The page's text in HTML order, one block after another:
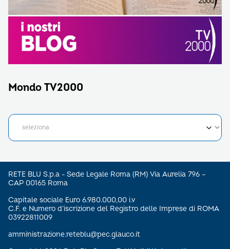
Mondo TV2000
RETE BLU S.p.a - Sede Legale Roma (RM) Via Aurelia 796 –
CAP 00165 Roma
Capitale sociale Euro 6.980.000,00 i.v
C.F. e Numero d’iscrizione del Registro delle Imprese di ROMA
03922811009
amministrazione.reteblu@pec.glauco.it